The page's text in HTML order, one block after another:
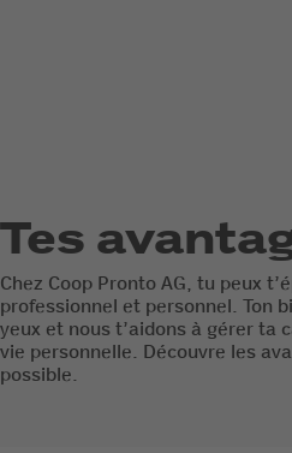
Tes
Chez Coop Pronto AG, tu peux
professionnel et personnel. Ton
yeux et nous t’aidons à gérer ta
vie personnelle. Découvre les
possible.